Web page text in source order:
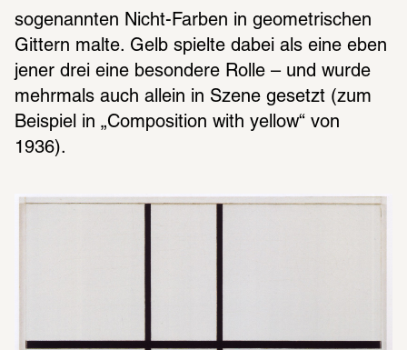
sogenannten Nicht-Farben in geometrischen
Gittern malte. Gelb spielte dabei als eine eben
jener drei eine besondere Rolle – und wurde
mehrmals auch allein in Szene gesetzt (zum
Beispiel in „Composition with yellow“ von
1936).